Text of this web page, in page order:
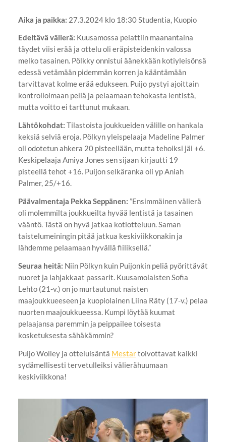
Aika ja paikka: 27.3.2024 klo 18:30 Studentia, Kuopio
Edeltävä välierä: Kuusamossa pelattiin maanantaina
täydet viisi erää ja ottelu oli eräpisteidenkin valossa
melko tasainen. Pölkky onnistui äänekkään kotiyleisönsä
edessä vetämään pidemmän korren ja kääntämään
tarvittavat kolme erää edukseen. Puijo pystyi ajoittain
kontrolloimaan peliä ja pelaamaan tehokasta lentistä,
mutta voitto ei tarttunut mukaan.
Lähtökohdat: Tilastoista joukkueiden välille on hankala
keksiä selviä eroja. Pölkyn yleispelaaja Madeline Palmer
oli odotetun ahkera 20 pisteellään, mutta tehoiksi jäi +6.
Keskipelaaja Amiya Jones sen sijaan kirjautti 19
pisteellä tehot +16. Puijon selkäranka oli yp Aniah
Palmer, 25/+16.
Päävalmentaja Pekka Seppänen: ”Ensimmäinen välierä
oli molemmilta joukkueilta hyvää lentistä ja tasainen
vääntö. Tästä on hyvä jatkaa kotiotteluun. Saman
taistelumeiningin pitää jatkua keskiviikkonakin ja
lähdemme pelaamaan hyvällä fiiliksellä.”
Seuraa heitä: Niin Pölkyn kuin Puijonkin peliä pyörittävät
nuoret ja lahjakkaat passarit. Kuusamolaisten Sofia
Lehto (21-v.) on jo murtautunut naisten
maajoukkueeseen ja kuopiolainen Liina Räty (17-v.) pelaa
nuorten maajoukkueessa. Kumpi löytää kuumat
pelaajansa paremmin ja peippailee toisesta
kosketuksesta sähäkämmin?
Puijo Wolley ja otteluisäntä Mestartoivottavat kaikki
sydämellisesti tervetulleiksi välierähuumaan
keskiviikkona!